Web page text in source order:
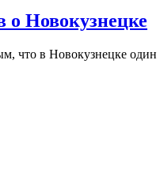
о Новокузнецке
что в Новокузнецке один